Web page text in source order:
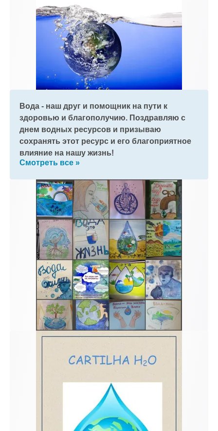
Вода - наш друг и помощник на пути к
здоровью и благополучию. Поздравляю с
днем водных ресурсов и призываю
сохранять этот ресурс и его благоприятное
влияние на нашу жизнь!
Смотреть все »